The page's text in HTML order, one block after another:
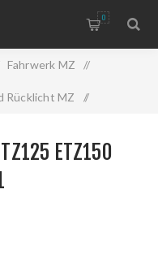
0
Fahrwerk MZ /
Rücklicht MZ /
ETZ150